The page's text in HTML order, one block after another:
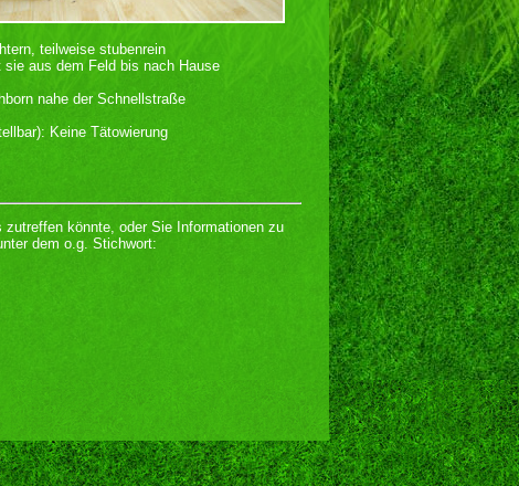
teilweise stubenrein
aus dem Feld bis nach Hause
nahe der Schnellstraße
Keine Tätowierung
könnte, oder Sie Informationen zu
dem o.g. Stichwort: